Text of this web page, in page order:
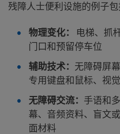
残障人士便利设施的例子包
物理变化： 电梯、抓
门口和预留停车位
辅助技术： 无障碍屏
专用键盘和鼠标、视
无障碍交流： 手语和
幕、音频资料、盲文
面材料